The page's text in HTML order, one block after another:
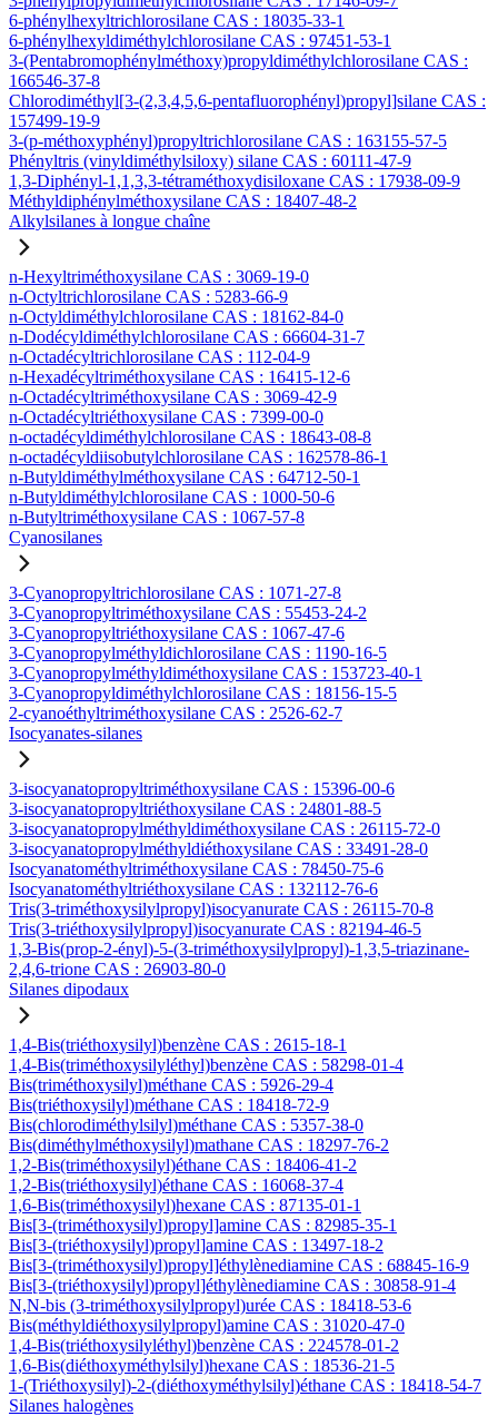
6-phénylhexyltrichlorosilane CAS : 18035-33-1
6-phénylhexyldiméthylchlorosilane CAS : 97451-53-1
3-(Pentabromophénylméthoxy)propyldiméthylchlorosilane CAS :
166546-37-8
Chlorodiméthyl[3-(2,3,4,5,6-pentafluorophényl)propyl]silane CAS :
157499-19-9
3-(p-méthoxyphényl)propyltrichlorosilane CAS : 163155-57-5
Phényltris (vinyldiméthylsiloxy) silane CAS : 60111-47-9
1,3-Diphényl-1,1,3,3-tétraméthoxydisiloxane CAS : 17938-09-9
Méthyldiphénylméthoxysilane CAS : 18407-48-2
Alkylsilanes à longue chaîne
n-Hexyltriméthoxysilane CAS : 3069-19-0
n-Octyltrichlorosilane CAS : 5283-66-9
n-Octyldiméthylchlorosilane CAS : 18162-84-0
n-Dodécyldiméthylchlorosilane CAS : 66604-31-7
n-Octadécyltrichlorosilane CAS : 112-04-9
n-Hexadécyltriméthoxysilane CAS : 16415-12-6
n-Octadécyltriméthoxysilane CAS : 3069-42-9
n-Octadécyltriéthoxysilane CAS : 7399-00-0
n-octadécyldiméthylchlorosilane CAS : 18643-08-8
n-octadécyldiisobutylchlorosilane CAS : 162578-86-1
n-Butyldiméthylméthoxysilane CAS : 64712-50-1
n-Butyldiméthylchlorosilane CAS : 1000-50-6
n-Butyltriméthoxysilane CAS : 1067-57-8
Cyanosilanes
3-Cyanopropyltrichlorosilane CAS : 1071-27-8
3-Cyanopropyltriméthoxysilane CAS : 55453-24-2
3-Cyanopropyltriéthoxysilane CAS : 1067-47-6
3-Cyanopropylméthyldichlorosilane CAS : 1190-16-5
3-Cyanopropylméthyldiméthoxysilane CAS : 153723-40-1
3-Cyanopropyldiméthylchlorosilane CAS : 18156-15-5
2-cyanoéthyltriméthoxysilane CAS : 2526-62-7
Isocyanates-silanes
3-isocyanatopropyltriméthoxysilane CAS : 15396-00-6
3-isocyanatopropyltriéthoxysilane CAS : 24801-88-5
3-isocyanatopropylméthyldiméthoxysilane CAS : 26115-72-0
3-isocyanatopropylméthyldiéthoxysilane CAS : 33491-28-0
Isocyanatométhyltriméthoxysilane CAS : 78450-75-6
Isocyanatométhyltriéthoxysilane CAS : 132112-76-6
Tris(3-triméthoxysilylpropyl)isocyanurate CAS : 26115-70-8
Tris(3-triéthoxysilylpropyl)isocyanurate CAS : 82194-46-5
1,3-Bis(prop-2-ényl)-5-(3-triméthoxysilylpropyl)-1,3,5-triazinane-
2,4,6-trione CAS : 26903-80-0
Silanes dipodaux
1,4-Bis(triéthoxysilyl)benzène CAS : 2615-18-1
1,4-Bis(triméthoxysilyléthyl)benzène CAS : 58298-01-4
Bis(triméthoxysilyl)méthane CAS : 5926-29-4
Bis(triéthoxysilyl)méthane CAS : 18418-72-9
Bis(chlorodiméthylsilyl)méthane CAS : 5357-38-0
Bis(diméthylméthoxysilyl)mathane CAS : 18297-76-2
1,2-Bis(triméthoxysilyl)éthane CAS : 18406-41-2
1,2-Bis(triéthoxysilyl)éthane CAS : 16068-37-4
1,6-Bis(triméthoxysilyl)hexane CAS : 87135-01-1
Bis[3-(triméthoxysilyl)propyl]amine CAS : 82985-35-1
Bis[3-(triéthoxysilyl)propyl]amine CAS : 13497-18-2
Bis[3-(triméthoxysilyl)propyl]éthylènediamine CAS : 68845-16-9
Bis[3-(triéthoxysilyl)propyl]éthylènediamine CAS : 30858-91-4
N,N-bis (3-triméthoxysilylpropyl)urée CAS : 18418-53-6
Bis(méthyldiéthoxysilylpropyl)amine CAS : 31020-47-0
1,4-Bis(triéthoxysilyléthyl)benzène CAS : 224578-01-2
1,6-Bis(diéthoxyméthylsilyl)hexane CAS : 18536-21-5
1-(Triéthoxysilyl)-2-(diéthoxyméthylsilyl)éthane CAS : 18418-54-7
Silanes halogènes